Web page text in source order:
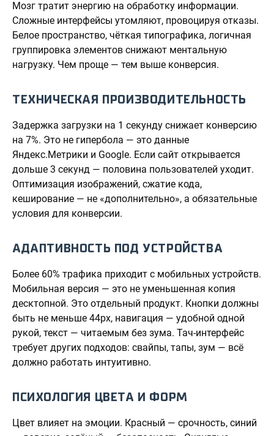
Мозг тратит энергию на обработку информации.
Сложные интерфейсы утомляют, провоцируя отказы.
Белое пространство, чёткая типографика, логичная
группировка элементов снижают ментальную
нагрузку. Чем проще — тем выше конверсия.
ТЕХНИЧЕСКАЯ ПРОИЗВОДИТЕЛЬНОСТЬ
Задержка загрузки на 1 секунду снижает конверсию
на 7%. Это не гипербола — это данные
Яндекс.Метрики и Google. Если сайт открывается
дольше 3 секунд — половина пользователей уходит.
Оптимизация изображений, сжатие кода,
кеширование — не «дополнительно», а обязательные
условия для конверсии.
АДАПТИВНОСТЬ ПОД УСТРОЙСТВА
Более 60% трафика приходит с мобильных устройств.
Мобильная версия — это не уменьшенная копия
десктопной. Это отдельный продукт. Кнопки должны
быть не меньше 44px, навигация — удобной одной
рукой, текст — читаемым без зума. Тач-интерфейс
требует других подходов: свайпы, тапы, зум — всё
должно работать интуитивно.
ПСИХОЛОГИЯ ЦВЕТА И ФОРМ
Цвет влияет на эмоции. Красный — срочность, синий